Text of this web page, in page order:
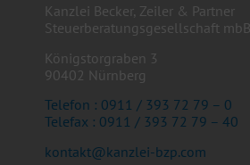
Kanzlei Becker, Zeiler & Partner
Steuerberatungsgesellschaft mbB
Königstorgraben 3
90402 Nürnberg
Telefon : 0911 / 393 72 79 – 0
Telefax : 0911 / 393 72 79 – 40
kontakt@kanzlei-bzp.com